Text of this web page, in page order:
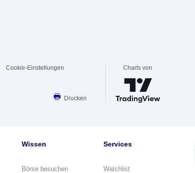
Cookie-Einstellungen
Drucken
Charts von
Wissen
Börse besuchen
Services
Watchlist